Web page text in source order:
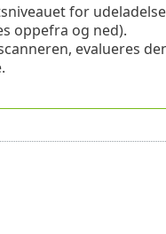
for
oppefra og ned).
evalueres